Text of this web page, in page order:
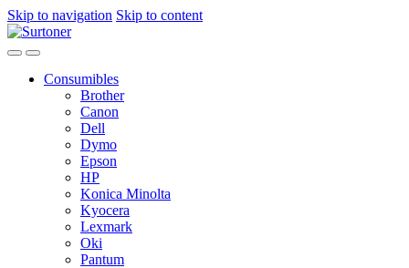
Skip to navigation Skip to content
Consumibles
Brother
Canon
Dell
Dymo
Epson
HP
Konica Minolta
Kyocera
Lexmark
Oki
Pantum